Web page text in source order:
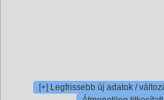
[+] Legfrissebb új adatok /